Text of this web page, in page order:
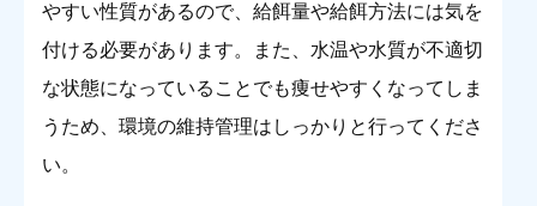
やすい性質があるので、給餌量や給餌方法には気を
付ける必要があります。また、水温や水質が不適切
な状態になっていることでも痩せやすくなってしま
うため、環境の維持管理はしっかりと行ってくださ
い。